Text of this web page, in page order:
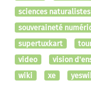
sciences naturalistes
souveraineté
supertuxkart
video
vision
wiki
xe